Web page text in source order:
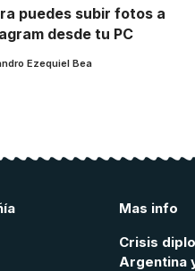
puedes subir fotos a
desde tu PC
Ezequiel Bea
Mas info
Crisis
Argentina